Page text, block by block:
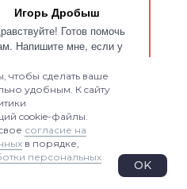
Игорь Дробыш
Готов помочь
Напишите мне, если у
ЗАЛУ
для
чтобы сделать ваше
удобным. К cайту
cookie-файлы.
согласие на
в порядке,
персональных
OK